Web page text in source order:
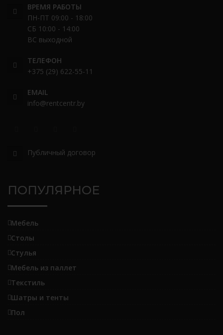
ВРЕМЯ РАБОТЫ
ПН-ПТ 09:00 - 18:00
СБ 10:00 - 14:00
ВС выходной
ТЕЛЕФОН
+375 (29) 622-55-11
EMAIL
info@rentcentr.by
Публичный договор
ПОПУЛЯРНОЕ
Мебель
Столы
Стулья
Мебель из паллет
Текстиль
Шатры и тенты
Пол